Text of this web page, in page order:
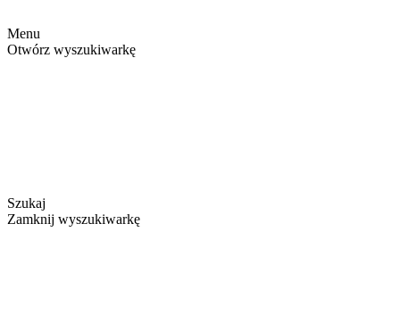
Menu
Otwórz wyszukiwarkę
Szukaj
Zamknij wyszukiwarkę